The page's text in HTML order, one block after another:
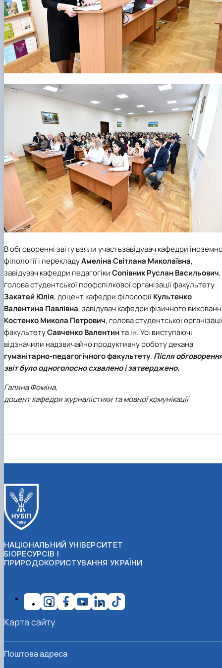
В обговоренні звіту взяли участьзавідувач кафедри
філології і перекладуАмеліна Світлана Миколаївна,
завідувач кафедри педагогікиСопівник Руслан Васильович,
голова студентської профспілкової організації факультету
Закатей Юлія, доцент кафедри філософіїКультенко
Валентина Павлівна, завідувач кафедри фізичного
Костенко Микола Петрович, голова студентської
факультетуСавченкоВалентинта ін. Усі виступаючі
відзначили надзвичайно продуктивну роботу декана
гуманітарно-педагогічного факультету. Після
звіт було одноголосно схвалено і затверджено.
Галина Фоміна,
доцент кафедри журналістики та мовної комунікації
НАЦІОНАЛЬНИЙ УНІВЕРСИТЕТ
БІОРЕСУРСІВ І
ПРИРОДОКОРИСТУВАННЯ УКРАЇНИ
Поштова адреса
Карта сайту